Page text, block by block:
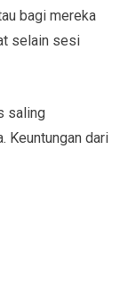
bagi mereka
selain sesi
saling
Keuntungan dari